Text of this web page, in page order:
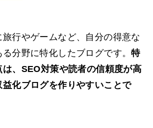
行やゲームなど、自分の得意な
分野に特化したブログです。特
、SEO対策や読者の信頼度が高
益化ブログを作りやすいことで